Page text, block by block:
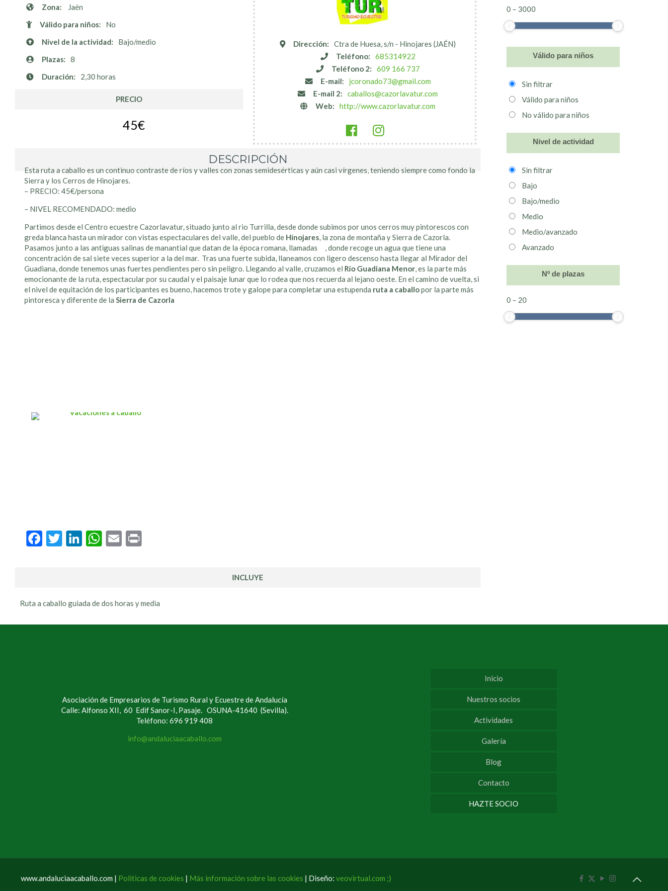
Zona:
Jaén
Válido para niños:
No
Nivel de la actividad:
Bajo/medio
Plazas:
8
Duración:
2,30 horas
PRECIO
45€
Dirección:
Ctra de Huesa, s/n - Hinojares (JAÉN)
Teléfono:
685314922
Teléfono 2:
609 166 737
E-mail:
jcoronado73@gmail.com
E-mail 2:
caballos@cazorlavatur.com
Web:
http://www.cazorlavatur.com
DESCRIPCIÓN
Esta ruta a caballo es un continuo contraste de ríos y valles con zonas semidesérticas y aún casi vírgenes, teniendo siempre como fondo la
Sierra y los Cerros de Hinojares.
– PRECIO: 45€/persona
– NIVEL RECOMENDADO: medio
Partimos desde el Centro ecuestre Cazorlavatur, situado junto al rio Turrilla, desde donde subimos por unos cerros muy pintorescos con
greda blanca hasta un mirador con vistas espectaculares del valle, del pueblo de Hinojares, la zona de montaña y Sierra de Cazorla.
Pasamos junto a las antiguas salinas de manantial que datan de la época romana, llamadas , donde recoge un agua que tiene una
concentración de sal siete veces superior a la del mar. Tras una fuerte subida, llaneamos con ligero descenso hasta llegar al Mirador del
Guadiana, donde tenemos unas fuertes pendientes pero sin peligro. Llegando al valle, cruzamos el Río Guadiana Menor, es la parte más
emocionante de la ruta, espectacular por su caudal y el paisaje lunar que lo rodea que nos recuerda al lejano oeste. En el camino de vuelta, si
el nivel de equitación de los participantes es bueno, hacemos trote y galope para completar una estupenda ruta a caballopor la parte más
pintoresca y diferente de laSierra de Cazorla
Facebook
Twitter
LinkedIn
WhatsApp
Email
INCLUYE
Ruta a caballo guiada de dos horas y media
0 – 3000
Válido para niños
Sin filtrar
Válido para niños
No válido para niños
Nivel de actividad
Sin filtrar
Bajo
Bajo/medio
Medio
Medio/avanzado
Avanzado
Nº de plazas
0 – 20
Asociación de Empresarios de Turismo Rural y Ecuestre de Andalucía
Calle: Alfonso XII, 60 Edif Sanor-I, Pasaje. OSUNA-41640 (Sevilla).
Teléfono: 696 919 408
info@andaluciaacaballo.com
Inicio
Nuestros socios
Actividades
Galería
Blog
Contacto
HAZTE SOCIO
www.andaluciaacaballo.com | Politicas de cookies | Más información sobre las cookies | Diseño: veovirtual.com ;)